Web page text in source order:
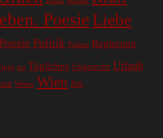
Poesie Liebe
Politik Polizei Regierung
tot Tägliches Ungerecht Urlaub
Wetter Wien Zeit